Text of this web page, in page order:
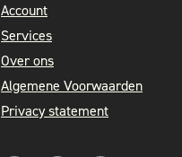
Account
Services
Over ons
Algemene Voorwaarden
Privacy statement